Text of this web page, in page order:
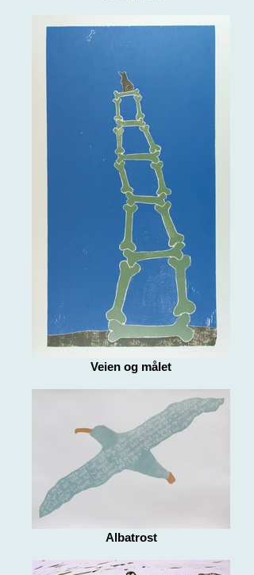
Veien og målet
Albatrost